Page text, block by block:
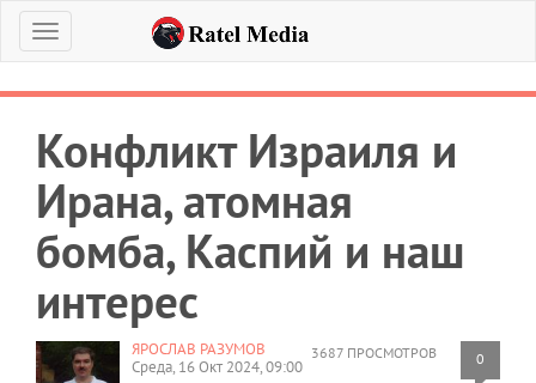
Меню
Конфликт Израиля и
Ирана, атомная
бомба, Каспий и наш
интерес
3687 ПРОСМОТРОВ 0
ЯРОСЛАВ РАЗУМОВ
Среда, 16 Окт 2024, 09:00